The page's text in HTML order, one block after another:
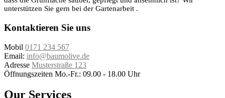
unterstützen Sie gern bei der Gartenarbeit .
Kontaktieren Sie uns
Mobil 0171 234 567
Email: info@baumolive.de
Adresse Musterstraße 123
Öffnungszeiten Mo.-Fr.: 09.00 - 18.00 Uhr
Our Services